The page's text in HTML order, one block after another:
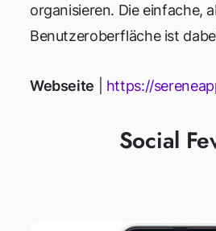
organisieren. Die einfache,
Benutzeroberfläche ist
Webseite https://
Social